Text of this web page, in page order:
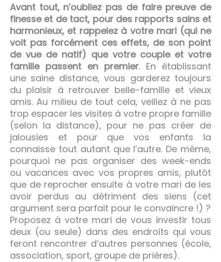
Avant tout, n’oubliez pas de faire preuve de
finesse et de tact, pour des rapports sains et
harmonieux, et rappelez à votre mari (qui ne
voit pas forcément ces effets, de son point
de vue de natif) que votre couple et votre
famille passent en premier. En établissant
une saine distance, vous garderez toujours
du plaisir à retrouver belle-famille et vieux
amis. Au milieu de tout cela, veillez à ne pas
trop espacer les visites à votre propre famille
(selon la distance), pour ne pas créer de
jalousies et pour que vos enfants la
connaisse tout autant que l’autre. De même,
pourquoi ne pas organiser des week-ends
ou vacances avec vos propres amis, plutôt
que de reprocher ensuite à votre mari de les
avoir perdus au détriment des siens (cet
argument sera parfait pour le convaincre !) ?
Proposez à votre mari de vous investir tous
deux (ou seule) dans des endroits qui vous
feront rencontrer d’autres personnes (école,
association, sport, groupe de prières).